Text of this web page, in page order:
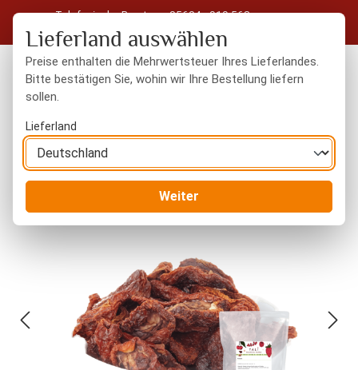
Zum Hauptinhalt springen
Telefonische Beratung: 05604 - 919 563
Kostenloser Versand in Deutschland ab 50 € Warenwert
Lieferland auswählen
Preise enthalten die Mehrwertsteuer Ihres Lieferlandes.
Bitte bestätigen Sie, wohin wir Ihre Bestellung liefern
sollen.
Lieferland
Weiter